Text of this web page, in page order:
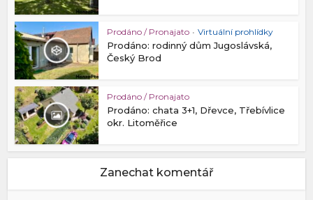
Prodáno / Pronajato • Virtuální prohlídky
Prodáno: rodinný dům Jugoslávská,
Český Brod
Prodáno / Pronajato
Prodáno: chata 3+1, Dřevce, Třebívlice
okr. Litoměřice
Zanechat komentář